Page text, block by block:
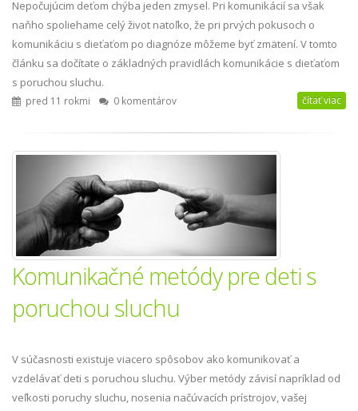
Nepočujúcim deťom chýba jeden zmysel. Pri komunikácií sa však
naňho spoliehame celý život natoľko, že pri prvých pokusoch o
komunikáciu s dieťaťom po diagnóze môžeme byť zmätení. V tomto
článku sa dočítate o základných pravidlách komunikácie s dieťaťom
s poruchou sluchu.
pred 11 rokmi 0 komentárov čítať viac
Komunikačné metódy pre deti s
poruchou sluchu
V súčasnosti existuje viacero spôsobov ako komunikovať a
vzdelávať deti s poruchou sluchu. Výber metódy závisí napríklad od
veľkosti poruchy sluchu, nosenia načúvacích prístrojov, vašej